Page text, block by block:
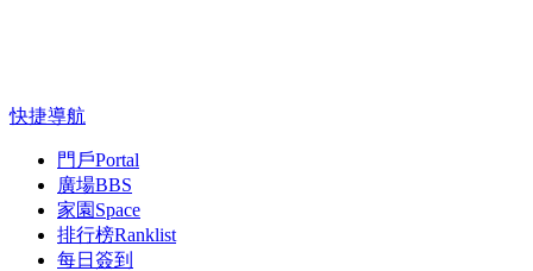
快捷導航
門戶Portal
廣場BBS
家園 Space
排行榜Ranklist
每日簽到